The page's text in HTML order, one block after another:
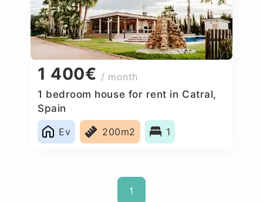
1 400€ / month
1 bedroom house for rent in Catral,
Spain
Ev
200m2 1
1